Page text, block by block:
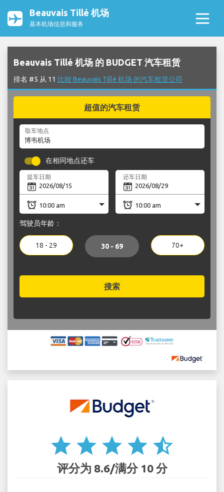
Beauvais Tillé 机场
基本机场信息和服务
Beauvais Tillé 机场 的 BUDGET 汽车租赁
排名 #5 从 11 比较 Beauvais Tillé 机场 的汽车租赁公司
超值的汽车租赁
取车地点
在相同地点还车
提车日期 还车日期
驾驶员年龄：
18 - 29 30 - 69 70+
搜索
star star star star star_half
评分为 8.6/满分 10 分